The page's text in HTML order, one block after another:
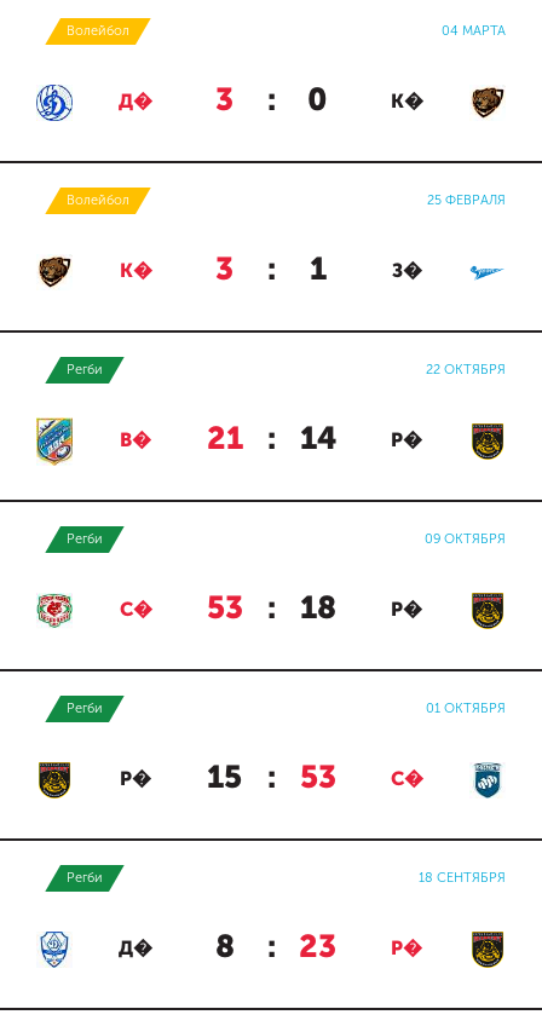
Волейбол 04 МАРТА
Д� 3 : 0 К�
Волейбол 25 ФЕВРАЛЯ
К� 3 : 1 З�
Регби 22 ОКТЯБРЯ
В� 21 : 14 Р�
Регби 09 ОКТЯБРЯ
С� 53 : 18 Р�
Регби 01 ОКТЯБРЯ
Р� 15 : 53 С�
Регби 18 СЕНТЯБРЯ
Д� 8 : 23 Р�